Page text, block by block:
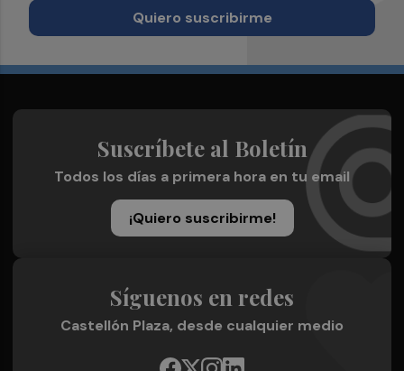
Quiero suscribirme
Suscríbete al Boletín
Todos los días a primera hora en tu email
¡Quiero suscribirme!
Síguenos en redes
Castellón Plaza, desde cualquier medio